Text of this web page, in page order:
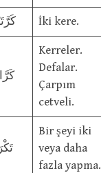
İki kere.
Kerreler.
Defalar.
Çarpım
cetveli.
Bir şeyi iki
veya daha
fazla yapma.